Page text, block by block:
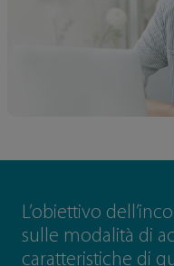
L’obiettivo
sulle modalità di
caratteristiche di